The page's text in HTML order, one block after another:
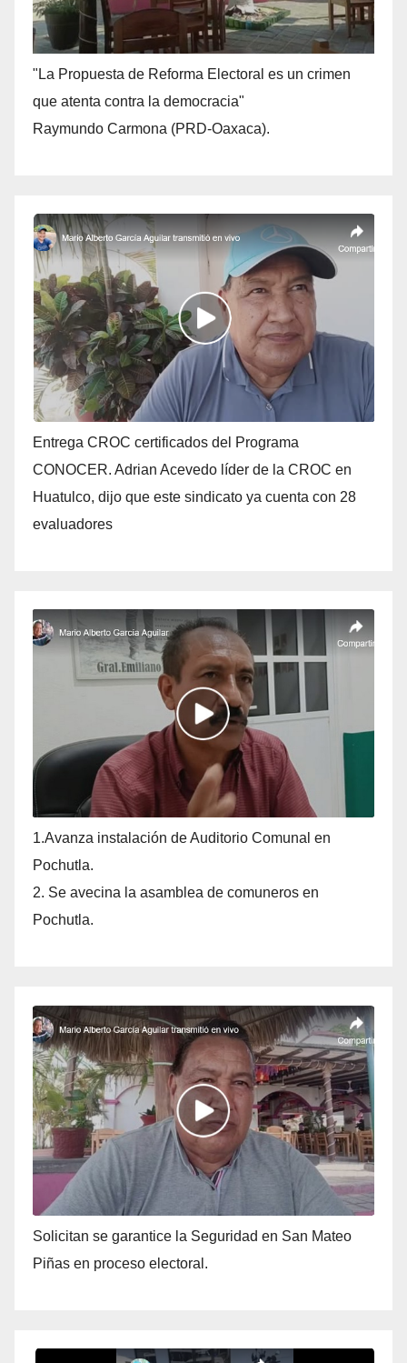
"La Propuesta de Reforma Electoral es un crimen
que atenta contra la democracia"
Raymundo Carmona (PRD-Oaxaca).
Entrega CROC certificados del Programa
CONOCER. Adrian Acevedo líder de la CROC en
Huatulco, dijo que este sindicato ya cuenta con 28
evaluadores
1.Avanza instalación de Auditorio Comunal en
Pochutla.
2. Se avecina la asamblea de comuneros en
Pochutla.
Solicitan se garantice la Seguridad en San Mateo
Piñas en proceso electoral.